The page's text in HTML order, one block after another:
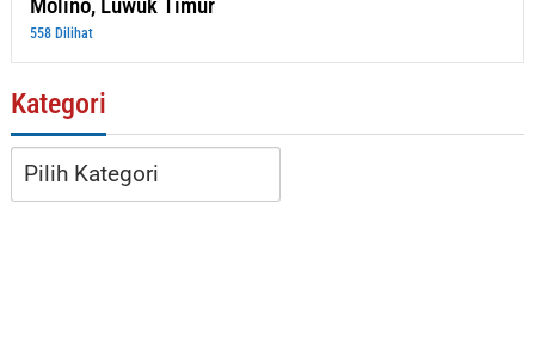
Molino, Luwuk Timur
558 Dilihat
Kategori
Kategori